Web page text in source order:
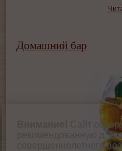
Домашний бар
Сайт
рекомендованную для
совершеннолетнего